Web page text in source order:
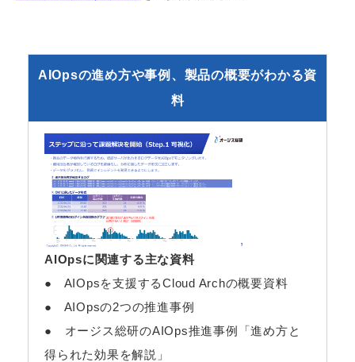
AIOpsの進め方や事例、製品の概要がわかる資
料
AIOpsに関連する主な資料
● AIOpsを支援するCloud Archの概要資料
● AIOpsの2つの推進事例
● オージス総研のAIOps推進事例「進め方と
得られた効果を解説」